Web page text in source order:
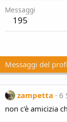
Messaggi
195
Messaggi del
zampetta
6
non c'è amicizia